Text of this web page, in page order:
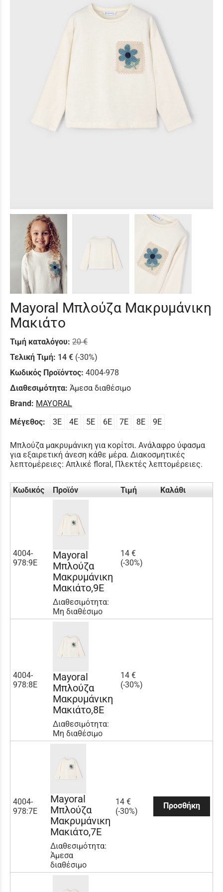
Mayoral Μπλούζα Μακρυμάνικη
Μακιάτο
Τιμή καταλόγου: 20 €
Τελική Τιμή: 14 € (-30%)
Κωδικός Προϊόντος: 4004-978
Διαθεσιμότητα: Άμεσα διαθέσιμο
Brand: MAYORAL
Μέγεθος:
3E 4E 5E 6E 7E 8E 9Ε
Μπλούζα μακρυμάνικη για κορίτσι. Ανάλαφρο ύφασμα
για εξαιρετική άνεση κάθε μέρα. Διακοσμητικές
λεπτομέρειες: Απλικέ floral, Πλεκτές λεπτομέρειες.
Κωδικός Προϊόν Τιμή Καλάθι
4004-
978:9Ε
Mayoral
Μπλούζα
Μακρυμάνικη
Μακιάτο,9Ε
Διαθεσιμότητα:
Μη διαθέσιμο
14 €
(-30%)
4004-
978:8E
Mayoral
Μπλούζα
Μακρυμάνικη
Μακιάτο,8E
Διαθεσιμότητα:
Μη διαθέσιμο
14 €
(-30%)
4004-
978:7E
Mayoral
Μπλούζα
Μακρυμάνικη
Μακιάτο,7E
Διαθεσιμότητα:
Άμεσα
διαθέσιμο
14 €
(-30%)
Προσθήκη